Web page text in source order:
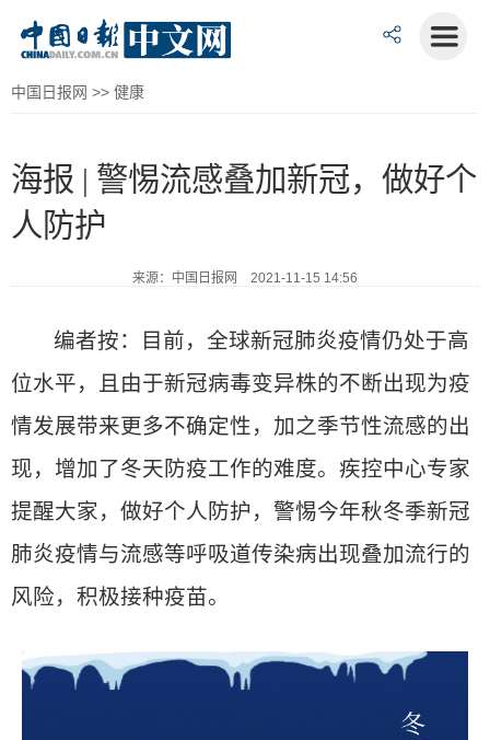
中国日报网 >> 健康
海报 | 警惕流感叠加新冠，做好个
人防护
来源：中国日报网 2021-11-15 14:56
编者按：目前，全球新冠肺炎疫情仍处于高
位水平，且由于新冠病毒变异株的不断出现为疫
情发展带来更多不确定性，加之季节性流感的出
现，增加了冬天防疫工作的难度。疾控中心专家
提醒大家，做好个人防护，警惕今年秋冬季新冠
肺炎疫情与流感等呼吸道传染病出现叠加流行的
风险，积极接种疫苗。